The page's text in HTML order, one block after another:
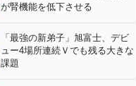
が腎機能を低下させる
「最強の新弟子」旭富士、デビ
ュー4場所連続Ｖでも残る大きな
課題